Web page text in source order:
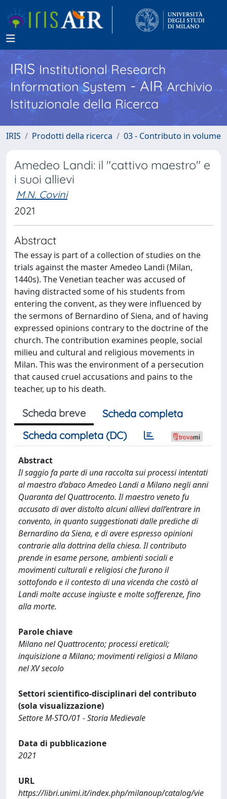
IRISInstitutional Research
Information System - AIR Archivio
Istituzionale della Ricerca
IRIS Prodotti della ricerca 03 - Contributo in volume
Amedeo Landi: il "cattivo maestro" e
i suoi allievi
M.N. Covini
2021
Abstract
The essay is part of a collection of studies on the
trials against the master Amedeo Landi (Milan,
1440s). The Venetian teacher was accused of
having distracted some of his students from
entering the convent, as they were influenced by
the sermons of Bernardino of Siena, and of having
expressed opinions contrary to the doctrine of the
church. The contribution examines people, social
milieu and cultural and religious movements in
Milan. This was the environment of a persecution
that caused cruel accusations and pains to the
teacher, up to his death.
Scheda breve
Scheda completa
Scheda completa (DC)
Abstract
Il saggio fa parte di una raccolta sui processi intentati
al maestro d’abaco Amedeo Landi a Milano negli anni
Quaranta del Quattrocento. Il maestro veneto fu
accusato di aver distolto alcuni allievi dall’entrare in
convento, in quanto suggestionati dalle prediche di
Bernardino da Siena, e di avere espresso opinioni
contrarie alla dottrina della chiesa. Il contributo
prende in esame persone, ambienti sociali e
movimenti culturali e religiosi che furono il
sottofondo e il contesto di una vicenda che costò al
Landi molte accuse ingiuste e molte sofferenze, fino
alla morte.
Parole chiave
Milano nel Quattrocento; processi ereticali;
inquisizione a Milano; movimenti religiosi a Milano
nel XV secolo
Settori scientifico-disciplinari del contributo
(sola visualizzazione)
Settore M-STO/01 - Storia Medievale
Data di pubblicazione
2021
URL
https://libri.unimi.it/index.php/milanoup/catalog/vie